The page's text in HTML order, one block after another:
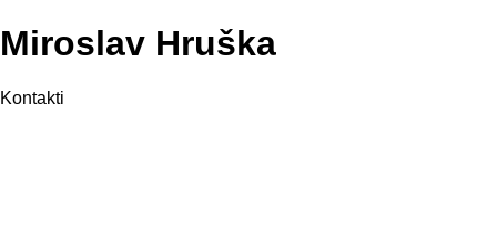
Miroslav Hruška
Kontakti